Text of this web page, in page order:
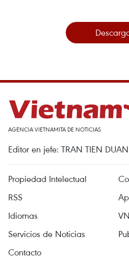
AGENCIA VIETNAMITA DE NOTICIAS
Editor en jefe: TRAN TIEN DUAN
Propiedad Intelectual
RSS
Idiomas
Servicios de Noticias
Contacto